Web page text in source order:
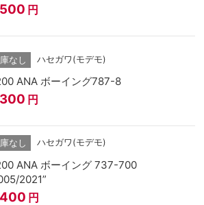
円
なし ハセガワ(モデモ)
ANA ボーイング787-8
円
なし ハセガワ(モデモ)
ANA ボーイング 737-700
2021”
円